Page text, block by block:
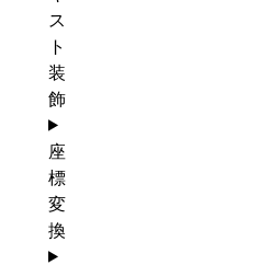
ス
ト
装
飾
座
標
変
換